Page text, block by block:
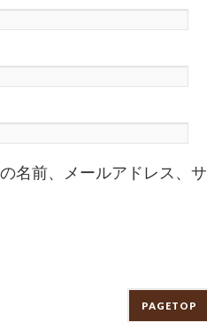
名前、メールアドレス、サ
PAGETOP